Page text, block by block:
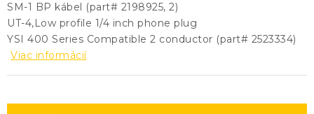
SM-1 BP kábel (part# 2198925, 2)
UT-4,Low profile 1/4 inch phone plug
YSI 400 Series Compatible 2 conductor (part# 2523334)
Viac informácií